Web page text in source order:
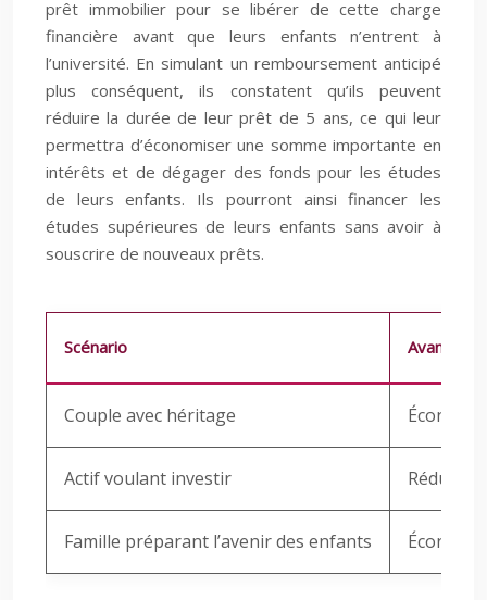
prêt immobilier pour se libérer de cette charge
financière avant que leurs enfants n’entrent à
l’université. En simulant un remboursement anticipé
plus conséquent, ils constatent qu’ils peuvent
réduire la durée de leur prêt de 5 ans, ce qui leur
permettra d’économiser une somme importante en
intérêts et de dégager des fonds pour les études
de leurs enfants. Ils pourront ainsi financer les
études supérieures de leurs enfants sans avoir à
souscrire de nouveaux prêts.
Scénario
Couple avec héritage
Actif voulant investir
Famille préparant l’avenir des enfants